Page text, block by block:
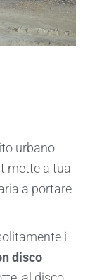
urbano
mette a tua
a portare
i
disco